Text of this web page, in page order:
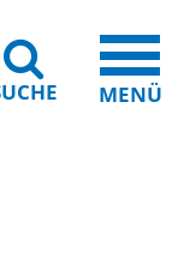
MENÜ